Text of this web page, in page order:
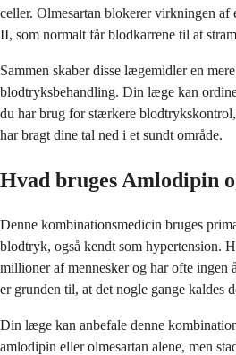
celler. Olmesartan blokerer virkningen af
II, som normalt får blodkarrene til at
Sammen skaber disse lægemidler en
blodtryksbehandling. Din læge kan
du har brug for stærkere
har bragt dine tal ned i et sundt område.
Hvad bruges Amlodipin
Denne kombinationsmedicin bruges
blodtryk, også kendt som hypertension.
millioner af mennesker og har ofte ingen
er grunden til, at det nogle gange kaldes
Din læge kan anbefale denne
amlodipin eller olmesartan alene, men